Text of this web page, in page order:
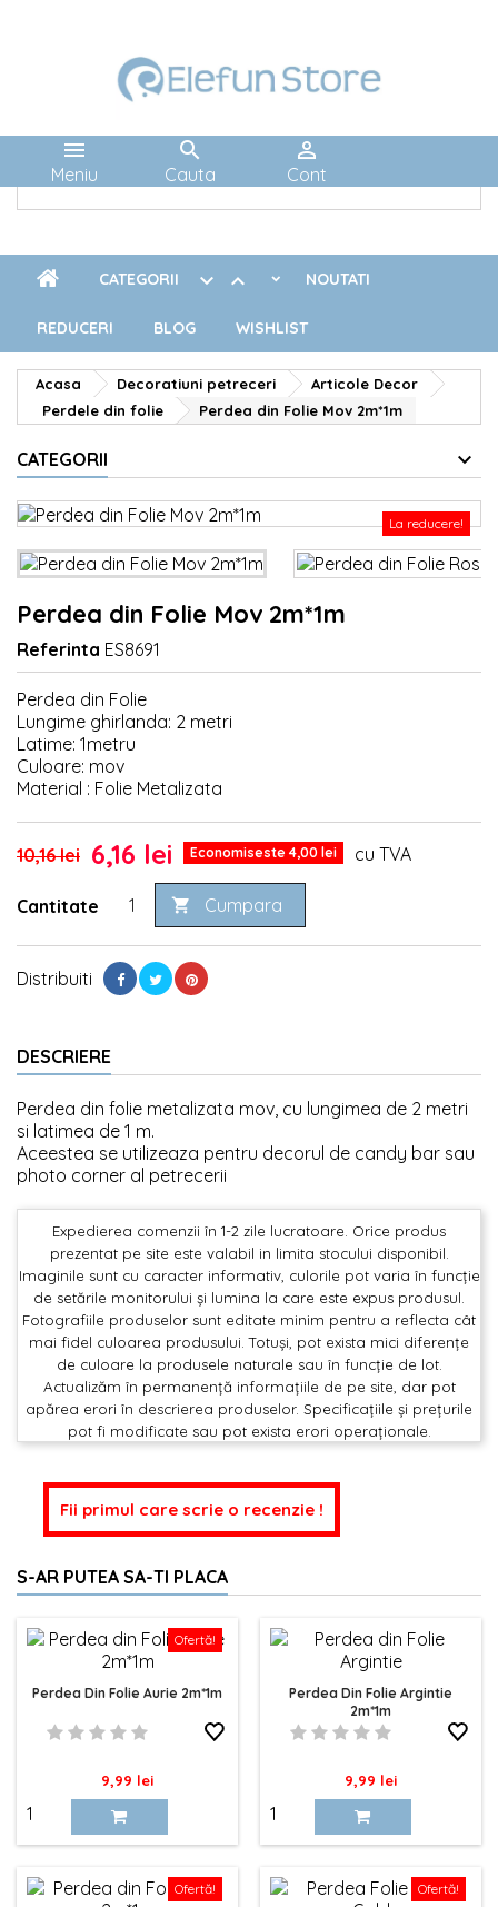

Meniu

Cauta

Cont
 
CATEGORII NOUTATI
REDUCERI BLOG WISHLIST
Acasa Decoratiuni petreceri
Articole Decor
Perdele din folie
Perdea din Folie Mov 2m*1m
CATEGORII
La reducere!
Perdea din Folie Mov 2m*1m
Referinta ES8691
Perdea din Folie
Lungime ghirlanda: 2 metri
Latime: 1metru
Culoare: mov
Material : Folie Metalizata
10,16 lei 6,16 lei Economiseste 4,00 lei cu TVA
Cantitate  Cumpara
Distribuiti
DESCRIERE
Perdea din folie metalizata mov, cu lungimea de 2 metri
si latimea de 1 m.
Aceestea se utilizeaza pentru decorul de candy bar sau
photo corner al petrecerii
Expedierea comenzii în 1-2 zile lucratoare. Orice produs
prezentat pe site este valabil in limita stocului disponibil.
Imaginile sunt cu caracter informativ, culorile pot varia în funcție
de setările monitorului și lumina la care este expus produsul.
Fotografiile produselor sunt editate minim pentru a reflecta cât
mai fidel culoarea produsului. Totuși, pot exista mici diferențe
de culoare la produsele naturale sau în funcție de lot.
Actualizăm în permanență informațiile de pe site, dar pot
apărea erori în descrierea produselor. Specificațiile și prețurile
pot fi modificate sau pot exista erori operaționale.
Fii primul care scrie o recenzie !
S-AR PUTEA SA-TI PLACA
Ofertă!
Perdea Din Folie Aurie 2m*1m
Pret
9,99 lei
Perdea Din Folie Argintie
2m*1m
Pret
9,99 lei
Ofertă! Ofertă!